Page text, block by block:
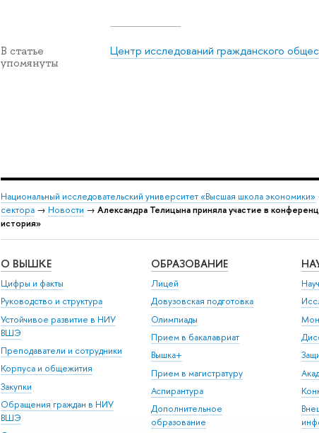
В статье
упомянуты
Центр исследований гражданского
Национальный исследовательский университет «Высшая школа экономики»
сектора → Новости → Александра Телицына приняла участие в
история»
О ВЫШКЕ
Цифры и факты
Руководство и структура
Устойчивое развитие в НИУ
ВШЭ
Преподаватели и сотрудники
Корпуса и общежития
Закупки
Обращения граждан в НИУ
ВШЭ
ОБРАЗОВАНИЕ
Лицей
Довузовская подготовка
Олимпиады
Прием в бакалавриат
Вышка+
Прием в магистратуру
Аспирантура
Дополнительное
образование